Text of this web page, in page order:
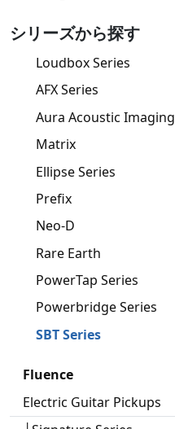
シリーズから探す
Loudbox Series
AFX Series
Aura Acoustic Imaging
Matrix
Ellipse Series
Prefix
Neo-D
Rare Earth
PowerTap Series
Powerbridge Series
SBT Series
Fluence
Electric Guitar Pickups